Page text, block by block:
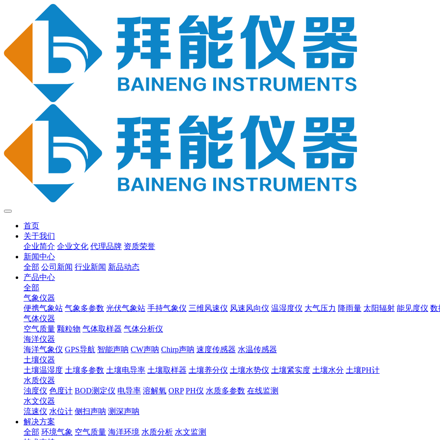
首页
关于我们
企业简介 企业文化 代理品牌 资质荣誉
新闻中心
全部 公司新闻 行业新闻 新品动态
产品中心
全部
气象仪器
便携气象站 气象多参数 光伏气象站 手持气象仪 三维风速仪 风速风向仪 温湿度仪 大气压力 降雨量 太阳辐射 能见度仪 数
气体仪器
空气质量 颗粒物 气体取样器 气体分析仪
海洋仪器
海洋气象仪 GPS导航 智能声呐 CW声呐 Chirp声呐 速度传感器 水温传感器
土壤仪器
土壤温湿度 土壤多参数 土壤电导率 土壤取样器 土壤养分仪 土壤水势仪 土壤紧实度 土壤水分 土壤PH计
水质仪器
浊度仪 色度计 BOD测定仪 电导率 溶解氧 ORP PH仪 水质多参数 在线监测
水文仪器
流速仪 水位计 侧扫声呐 测深声呐
解决方案
全部 环境气象 空气质量 海洋环境 水质分析 水文监测